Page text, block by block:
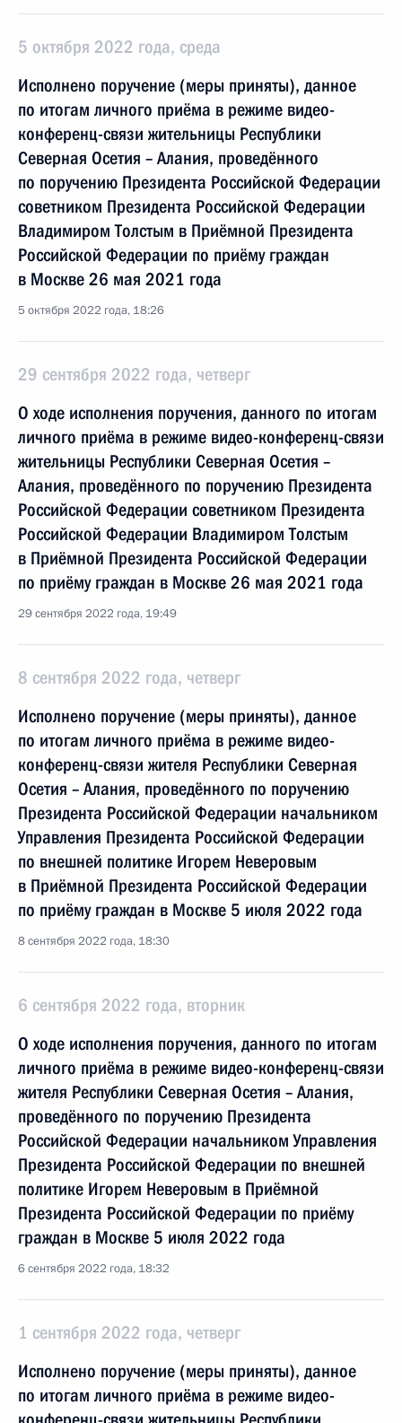
5 октября 2022 года, среда
Исполнено поручение (меры приняты), данное
по итогам личного приёма в режиме видео-
конференц-связи жительницы Республики
Северная Осетия – Алания, проведённого
по поручению Президента Российской Федерации
советником Президента Российской Федерации
Владимиром Толстым в Приёмной Президента
Российской Федерации по приёму граждан
в Москве 26 мая 2021 года
5 октября 2022 года, 18:26
29 сентября 2022 года, четверг
О ходе исполнения поручения, данного по итогам
личного приёма в режиме видео-конференц-связи
жительницы Республики Северная Осетия –
Алания, проведённого по поручению Президента
Российской Федерации советником Президента
Российской Федерации Владимиром Толстым
в Приёмной Президента Российской Федерации
по приёму граждан в Москве 26 мая 2021 года
29 сентября 2022 года, 19:49
8 сентября 2022 года, четверг
Исполнено поручение (меры приняты), данное
по итогам личного приёма в режиме видео-
конференц-связи жителя Республики Северная
Осетия – Алания, проведённого по поручению
Президента Российской Федерации начальником
Управления Президента Российской Федерации
по внешней политике Игорем Неверовым
в Приёмной Президента Российской Федерации
по приёму граждан в Москве 5 июля 2022 года
8 сентября 2022 года, 18:30
6 сентября 2022 года, вторник
О ходе исполнения поручения, данного по итогам
личного приёма в режиме видео-конференц-связи
жителя Республики Северная Осетия – Алания,
проведённого по поручению Президента
Российской Федерации начальником Управления
Президента Российской Федерации по внешней
политике Игорем Неверовым в Приёмной
Президента Российской Федерации по приёму
граждан в Москве 5 июля 2022 года
6 сентября 2022 года, 18:32
1 сентября 2022 года, четверг
Исполнено поручение (меры приняты), данное
по итогам личного приёма в режиме видео-